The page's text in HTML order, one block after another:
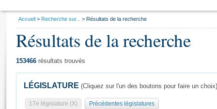
Général
Vous
Accueil Recherche sur... Résultats de la recherche
Résultats de la recherche
153466 résultats trouvés
LÉGISLATURE (Cliquez sur l'un des boutons pour faire un choix)
17e législature (X) Précédentes législatures